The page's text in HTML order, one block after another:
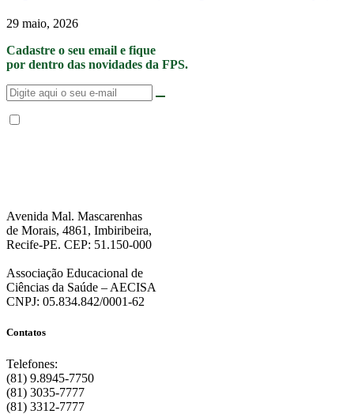
29 maio, 2026
Cadastre o seu email e fique
por dentro das novidades da FPS.
Avenida Mal. Mascarenhas
de Morais, 4861, Imbiribeira,
Recife-PE. CEP: 51.150-000
Associação Educacional de
Ciências da Saúde – AECISA
CNPJ: 05.834.842/0001-62
Contatos
Telefones:
(81) 9.8945-7750
(81) 3035-7777
(81) 3312-7777